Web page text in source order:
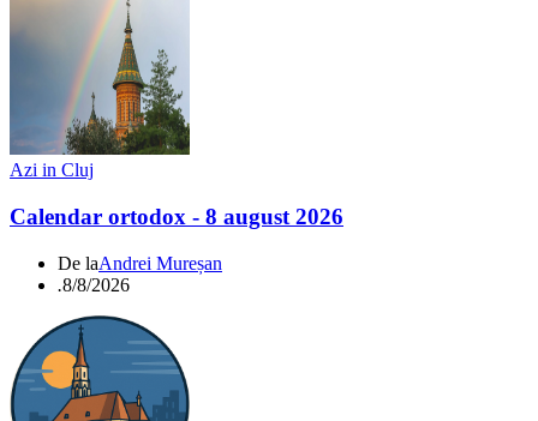
Azi in Cluj
Calendar ortodox - 8 august 2026
De laAndrei Mureșan
.8/8/2026